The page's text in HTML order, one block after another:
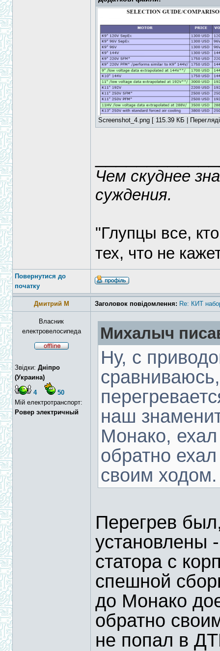
Screenshot_4.png [ 115.39 КБ |
Чем скуднее
суждения.
"Глупцы все,
тех, что не
Повернутися до
початку
Дмитрий М Заголовок повідомлення: Re: КИТ
Власник
електровелосипеда
Звідки: Днiпро
(Украина)
4
50
Мій електротранспорт:
Ровер электричный
Михалыч
Ну, с
наш
Монако,
обратно
своим ходом.
Перегрев
установлены
статора с
спешной
до Монако
обратно
не попал в